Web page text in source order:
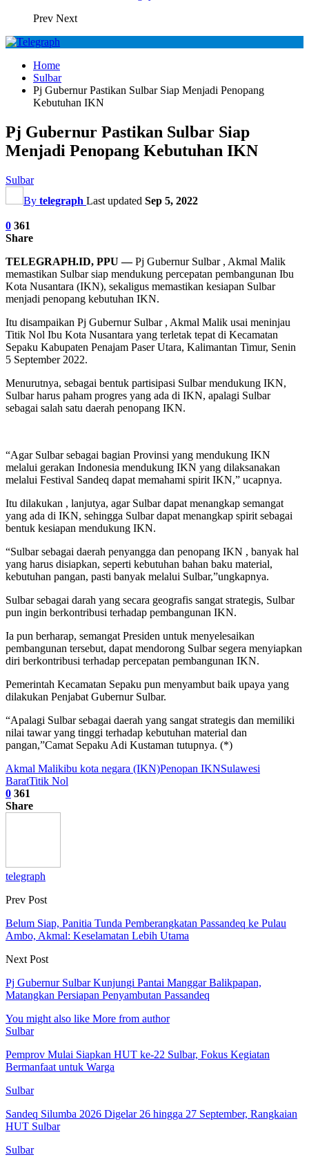
Prev Next
Home
Sulbar
Pj Gubernur Pastikan Sulbar Siap Menjadi Penopang
Kebutuhan IKN
Pj Gubernur Pastikan Sulbar Siap
Menjadi Penopang Kebutuhan IKN
Sulbar
By telegraph Last updated Sep 5, 2022
0 361
Share
TELEGRAPH.ID, PPU —Pj Gubernur Sulbar , Akmal Malik
memastikan Sulbar siap mendukung percepatan pembangunan Ibu
Kota Nusantara (IKN), sekaligus memastikan kesiapan Sulbar
menjadi penopang kebutuhan IKN.
Itu disampaikan Pj Gubernur Sulbar , Akmal Malik usai meninjau
Titik Nol Ibu Kota Nusantara yang terletak tepat di Kecamatan
Sepaku Kabupaten Penajam Paser Utara, Kalimantan Timur, Senin
5 September 2022.
Menurutnya, sebagai bentuk partisipasi Sulbar mendukung IKN,
Sulbar harus paham progres yang ada di IKN, apalagi Sulbar
sebagai salah satu daerah penopang IKN.
“Agar Sulbar sebagai bagian Provinsi yang mendukung IKN
melalui gerakan Indonesia mendukung IKN yang dilaksanakan
melalui Festival Sandeq dapat memahami spirit IKN,” ucapnya.
Itu dilakukan , lanjutya, agar Sulbar dapat menangkap semangat
yang ada di IKN, sehingga Sulbar dapat menangkap spirit sebagai
bentuk kesiapan mendukung IKN.
“Sulbar sebagai daerah penyangga dan penopang IKN , banyak hal
yang harus disiapkan, seperti kebutuhan bahan baku material,
kebutuhan pangan, pasti banyak melalui Sulbar,”ungkapnya.
Sulbar sebagai darah yang secara geografis sangat strategis, Sulbar
pun ingin berkontribusi terhadap pembangunan IKN.
Ia pun berharap, semangat Presiden untuk menyelesaikan
pembangunan tersebut, dapat mendorong Sulbar segera menyiapkan
diri berkontribusi terhadap percepatan pembangunan IKN.
Pemerintah Kecamatan Sepaku pun menyambut baik upaya yang
dilakukan Penjabat Gubernur Sulbar.
“Apalagi Sulbar sebagai daerah yang sangat strategis dan memiliki
nilai tawar yang tinggi terhadap kebutuhan material dan
pangan,”Camat Sepaku Adi Kustaman tutupnya. (*)
Akmal Malikibu kota negara (IKN)Penopan IKNSulawesi
BaratTitik Nol
0 361
Share
telegraph
Prev Post
Belum Siap, Panitia Tunda Pemberangkatan Passandeq ke Pulau
Ambo, Akmal: Keselamatan Lebih Utama
Next Post
Pj Gubernur Sulbar Kunjungi Pantai Manggar Balikpapan,
Matangkan Persiapan Penyambutan Passandeq
You might also like More from author
Sulbar
Pemprov Mulai Siapkan HUT ke-22 Sulbar, Fokus Kegiatan
Bermanfaat untuk Warga
Sulbar
Sandeq Silumba 2026 Digelar 26 hingga 27 September, Rangkaian
HUT Sulbar
Sulbar